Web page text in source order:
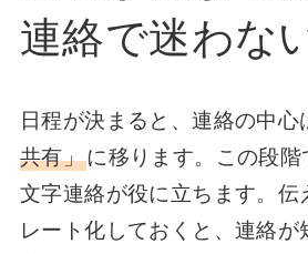
連絡で迷わな
日程が決まると、連絡の中心
共有」に移ります。この段階
文字連絡が役に立ちます。伝
レート化しておくと、連絡が